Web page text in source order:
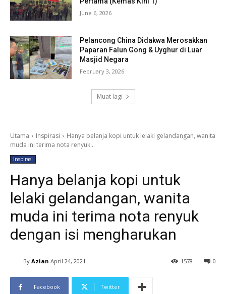
June 6, 2026
Pelancong China Didakwa Merosakkan
Paparan Falun Gong & Uyghur di Luar
Masjid Negara
February 3, 2026
Muat lagi